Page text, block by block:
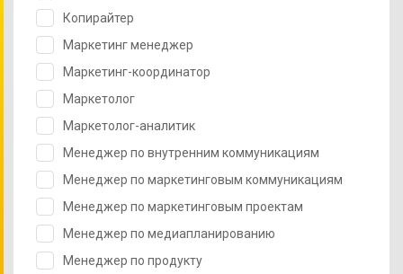
Копирайтер
Маркетинг менеджер
Маркетинг-координатор
Маркетолог
Маркетолог-аналитик
Менеджер по внутренним коммуникациям
Менеджер по маркетинговым коммуникациям
Менеджер по маркетинговым проектам
Менеджер по медиапланированию
Менеджер по продукту